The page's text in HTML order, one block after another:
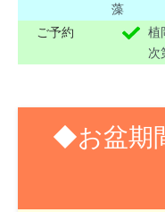
藻
ご予約
植
次
◆お盆期
８月１３日(木)